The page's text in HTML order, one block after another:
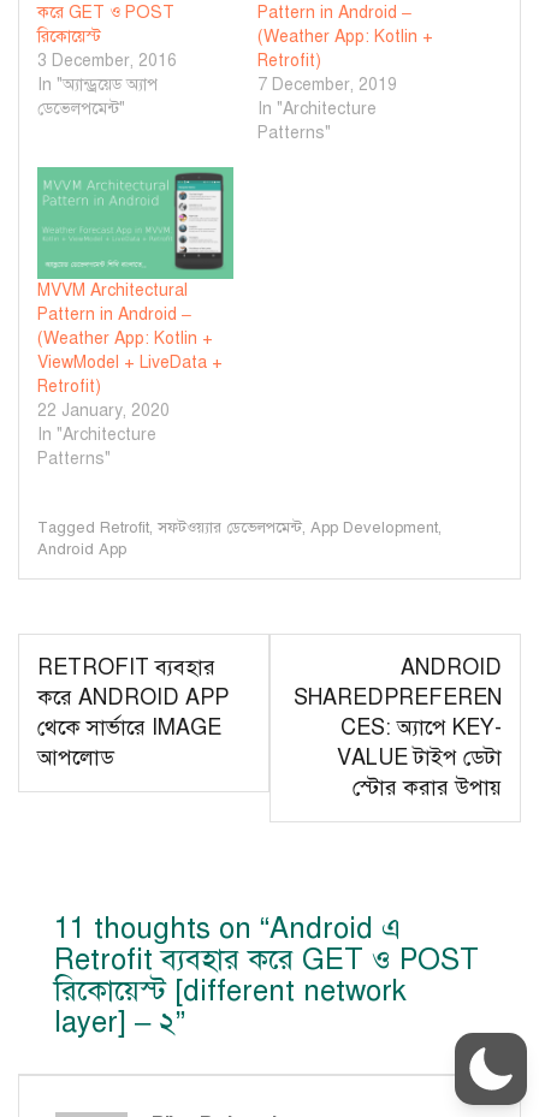
করে GET ও POST
রিকোয়েস্ট
3 December, 2016
In "অ্যান্ড্রয়েড অ্যাপ
ডেভেলপমেন্ট"
Pattern in Android –
(Weather App: Kotlin +
Retrofit)
7 December, 2019
In "Architecture
Patterns"
MVVM Architectural
Pattern in Android –
(Weather App: Kotlin +
ViewModel + LiveData +
Retrofit)
22 January, 2020
In "Architecture
Patterns"
Tagged Retrofit, সফটওয়্যার ডেভেলপমেন্ট, App Development,
Android App
Post
navigation
RETROFIT ব্যবহার
করে ANDROID APP
থেকে সার্ভারে IMAGE
আপলোড
ANDROID
SHAREDPREFEREN
CES: অ্যাপে KEY-
VALUE টাইপ ডেটা
স্টোর করার উপায়
11 thoughts on “Android এ
Retrofit ব্যবহার করে GET ও POST
রিকোয়েস্ট [different network
layer] – ২”